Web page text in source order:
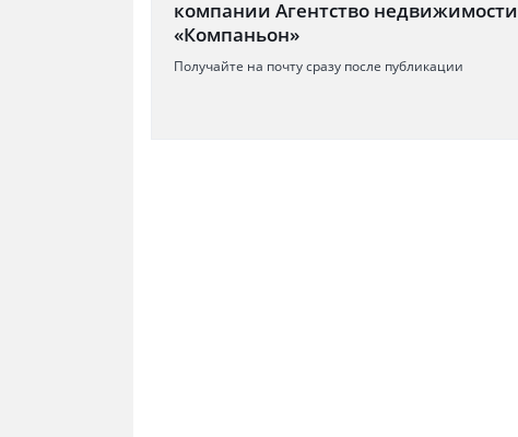
компании Агентство недвижимости
«Компаньон»
Получайте на почту сразу после публикации